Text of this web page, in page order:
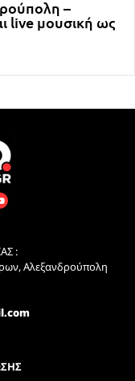
–
live μουσική ως
:
Αλεξανδρούπολη